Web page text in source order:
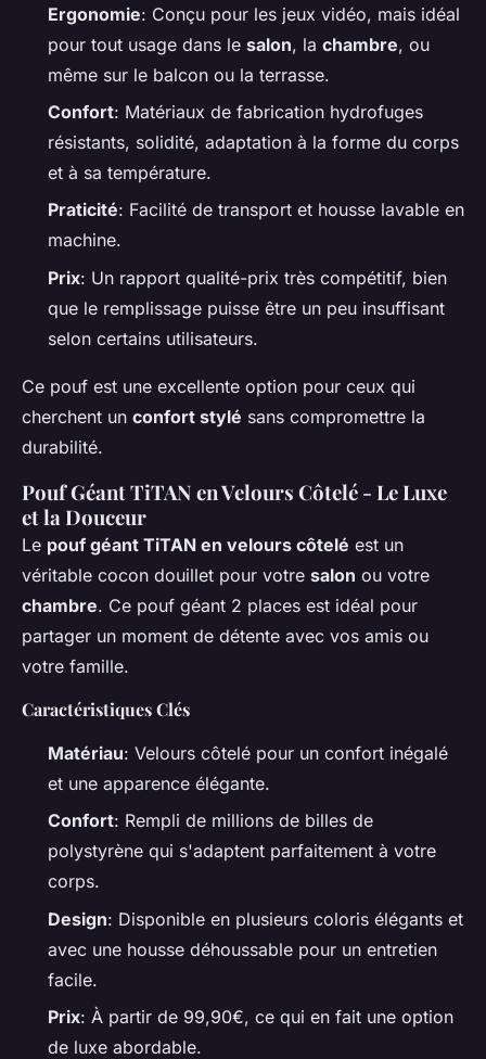
Ergonomie: Conçu pour les jeux vidéo, mais idéal
pour tout usage dans le salon, la chambre, ou
même sur le balcon ou la terrasse.
Confort: Matériaux de fabrication hydrofuges
résistants, solidité, adaptation à la forme du corps
et à sa température.
Praticité: Facilité de transport et housse lavable en
machine.
Prix: Un rapport qualité-prix très compétitif, bien
que le remplissage puisse être un peu insuffisant
selon certains utilisateurs.
Ce pouf est une excellente option pour ceux qui
cherchent un confort stylé sans compromettre la
durabilité.
Pouf Géant TiTAN en Velours Côtelé - Le Luxe
et la Douceur
Le pouf géant TiTAN en velours côtelé est un
véritable cocon douillet pour votre salon ou votre
chambre. Ce pouf géant 2 places est idéal pour
partager un moment de détente avec vos amis ou
votre famille.
Caractéristiques Clés
Matériau: Velours côtelé pour un confort inégalé
et une apparence élégante.
Confort: Rempli de millions de billes de
polystyrène qui s'adaptent parfaitement à votre
corps.
Design: Disponible en plusieurs coloris élégants et
avec une housse déhoussable pour un entretien
facile.
Prix: À partir de 99,90€, ce qui en fait une option
de luxe abordable.